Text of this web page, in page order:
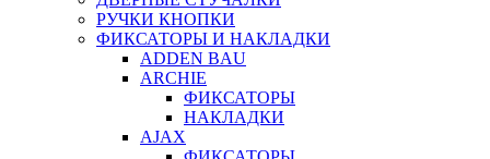
РУЧКИ КНОПКИ
ФИКСАТОРЫ И НАКЛАДКИ
ADDEN BAU
ARCHIE
ФИКСАТОРЫ
НАКЛАДКИ
AJAX